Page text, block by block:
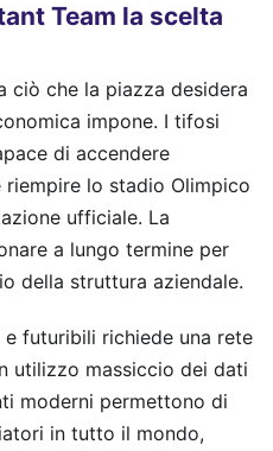
Team la scelta
ciò che la piazza desidera
impone. I tifosi
di accendere
lo stadio Olimpico
ufficiale. La
a lungo termine per
della struttura aziendale.
futuribili richiede una rete
utilizzo massiccio dei dati
moderni permettono di
in tutto il mondo,